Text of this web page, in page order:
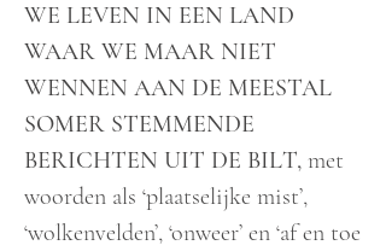
WE LEVEN IN EEN LAND
WAAR WE MAAR NIET
WENNEN AAN DE MEESTAL
SOMER STEMMENDE
BERICHTEN UIT DE BILT, met
woorden als ‘plaatselijke mist’,
‘wolkenvelden’, ‘onweer’ en ‘af en toe